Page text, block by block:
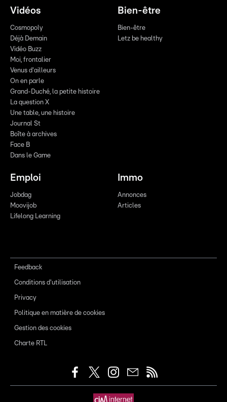
Vidéos
Cosmopoly
Déjà Demain
Vidéo Buzz
Moi, frontalier
Venus d'ailleurs
On en parle
Grand-Duché, la petite histoire
La question X
Une table, une histoire
Journal St
Boîte à archives
Face B
Dans le Game
Bien-être
Bien-être
Letz be healthy
Emploi
Jobdag
Moovijob
Lifelong Learning
Immo
Annonces
Articles
Feedback
Conditions d'utilisation
Privacy
Politique en matière de cookies
Gestion des cookies
Charte RTL